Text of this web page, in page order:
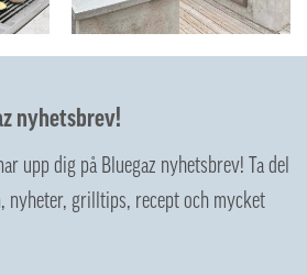
nyhetsbrev!
upp dig på Bluegaz nyhetsbrev! Ta del
nyheter, grilltips, recept och mycket